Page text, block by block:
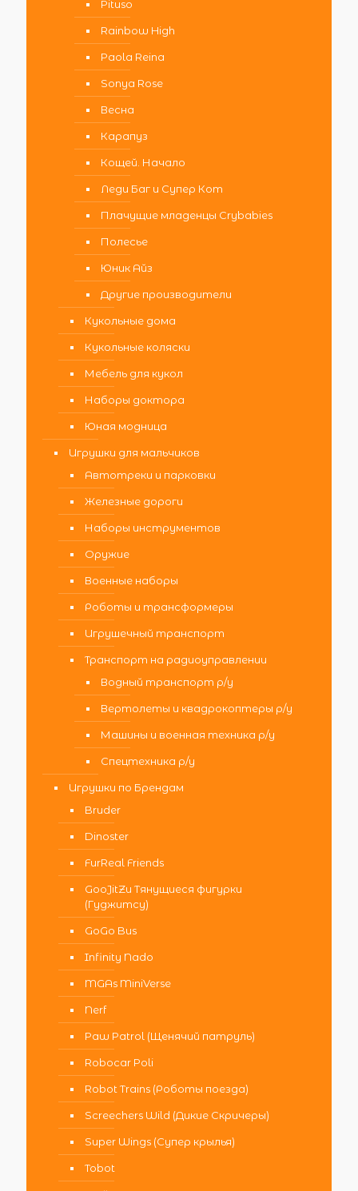
Pituso
Rainbow High
Paola Reina
Sonya Rose
Весна
Карапуз
Кощей. Начало
Леди Баг и Супер Кот
Плачущие младенцы Crybabies
Полесье
Юник Айз
Другие производители
Кукольные дома
Кукольные коляски
Мебель для кукол
Наборы доктора
Юная модница
Игрушки для мальчиков
Автотреки и парковки
Железные дороги
Наборы инструментов
Оружие
Военные наборы
Роботы и трансформеры
Игрушечный транспорт
Транспорт на радиоуправлении
Водный транспорт р/у
Вертолеты и квадрокоптеры р/у
Машины и военная техника р/у
Спецтехника р/у
Игрушки по Брендам
Bruder
Dinoster
FurReal Friends
GooJitZu Тянущиеся фигурки
(Гуджитсу)
GoGo Bus
Infinity Nado
MGAs MiniVerse
Nerf
Paw Patrol (Щенячий патруль)
Robocar Poli
Robot Trains (Роботы поезда)
Screechers Wild (Дикие Скричеры)
Super Wings (Супер крылья)
Tobot